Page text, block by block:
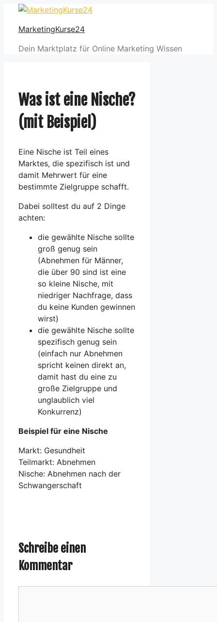
Zum
springen
MarketingKurse24
Dein Marktplatz für Online Marketing Wissen
Was ist eine Nische?
(mit Beispiel)
Eine Nische ist Teil eines
Marktes, die spezifisch ist und
damit Mehrwert für eine
bestimmte Zielgruppe schafft.
Dabei solltest du auf 2 Dinge
achten:
die gewählte Nische sollte
groß genug sein
(Abnehmen für Männer,
die über 90 sind ist eine
so kleine Nische, mit
niedriger Nachfrage, dass
du keine Kunden gewinnen
wirst)
die gewählte Nische sollte
spezifisch genug sein
(einfach nur Abnehmen
spricht keinen direkt an,
damit hast du eine zu
große Zielgruppe und
unglaublich viel
Konkurrenz)
Beispiel für eine Nische
Markt: Gesundheit
Teilmarkt: Abnehmen
Nische: Abnehmen nach der
Schwangerschaft
Schreibe einen
Kommentar